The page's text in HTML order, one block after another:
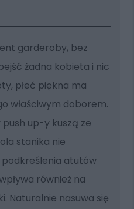
garderoby, bez
żadna kobieta i nic
płeć piękna ma
właściwym doborem.
up-y kuszą ze
stanika nie
atutów
również na
Naturalnie nasuwa się